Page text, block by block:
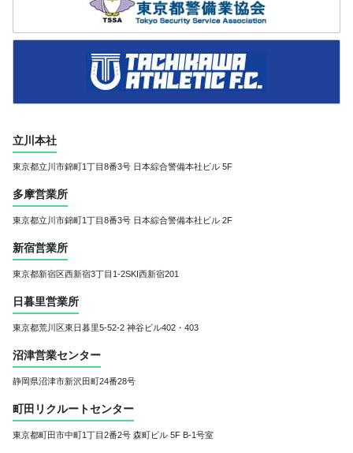
立川本社
東京都立川市錦町1丁目8番3号 日本綜合警備本社ビル 5F
多摩営業所
東京都立川市錦町1丁目8番3号 日本綜合警備本社ビル 2F
新宿営業所
東京都新宿区西新宿3丁目1-2SKI西新宿201
日暮里営業所
東京都荒川区東日暮里5-52-2 神谷ビル402・403
沼津営業センター
静岡県沼津市新沢田町24番28号
町田リクルートセンター
東京都町田市中町1丁目2番2号 森町ビル 5F B-1号室